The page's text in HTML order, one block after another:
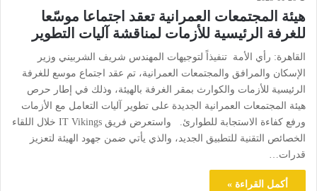
هيئة المجتمعات العمرانية تعقد اجتماعا موسّعا
للغرفة الرئيسية للأزمات لمناقشة آليات التطوير
القاهرة: رأي الأمة تنفيذاً لتوجيهات المهندس شريف الشربيني وزير
الإسكان والمرافق والمجتمعات العمرانية، تم عقد اجتماع موسع للغرفة
الرئيسية للأزمات والكوارث بمقر الغرفة بالهيئة، وذلك في إطار حرص
هيئة المجتمعات العمرانية الجديدة على تطوير آليات التعامل مع الأزمات
ورفع كفاءة الاستجابة للطوارئ. واستعرض فريق IT Vikings خلال اللقاء
الخصائص التقنية للتطبيق الجديد، والذي يأتي ضمن جهود الهيئة لتعزيز
قدرات…
أكمل القراءة »